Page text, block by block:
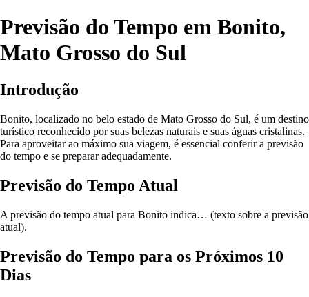
Previsão do Tempo em Bonito,
Mato Grosso do Sul
Introdução
Bonito, localizado no belo estado de Mato Grosso do Sul, é um destino
turístico reconhecido por suas belezas naturais e suas águas cristalinas.
Para aproveitar ao máximo sua viagem, é essencial conferir a previsão
do tempo e se preparar adequadamente.
Previsão do Tempo Atual
A previsão do tempo atual para Bonito indica… (texto sobre a previsão
atual).
Previsão do Tempo para os Próximos 10
Dias